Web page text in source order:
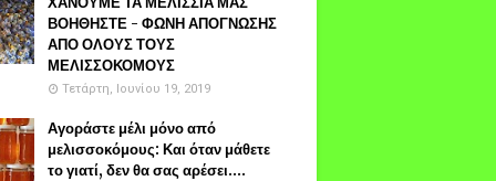
ΒΟΗΘΗΣΤΕ - ΦΩΝΗ ΑΠΟΓΝΩΣΗΣ
ΑΠΟ ΟΛΟΥΣ ΤΟΥΣ
ΜΕΛΙΣΣΟΚΟΜΟΥΣ
Τετάρτη, Ιουνίου 19, 2019
Αγοράστε μέλι μόνο από
μελισσοκόμους: Και όταν μάθετε
το γιατί, δεν θα σας αρέσει....